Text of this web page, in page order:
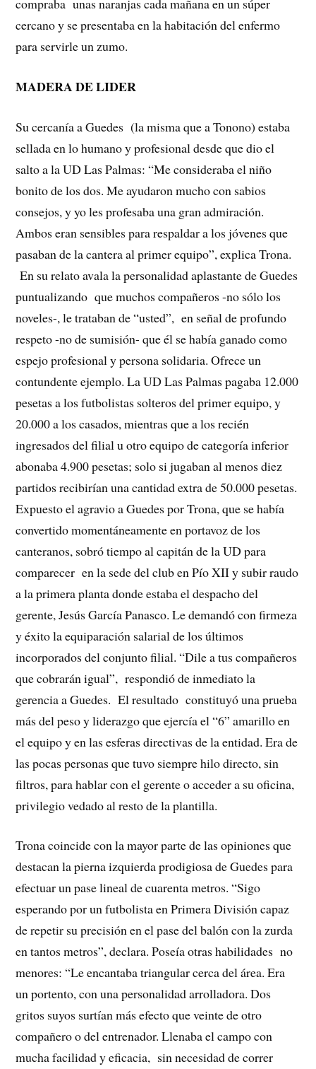
compraba unas naranjas cada mañana en un súper
cercano y se presentaba en la habitación del enfermo
para servirle un zumo.
MADERA DE LIDER
Su cercanía a Guedes (la misma que a Tonono) estaba
sellada en lo humano y profesional desde que dio el
salto a la UD Las Palmas: “Me consideraba el niño
bonito de los dos. Me ayudaron mucho con sabios
consejos, y yo les profesaba una gran admiración.
Ambos eran sensibles para respaldar a los jóvenes que
pasaban de la cantera al primer equipo”, explica Trona.
En su relato avala la personalidad aplastante de Guedes
puntualizando que muchos compañeros -no sólo los
noveles-, le trataban de “usted”, en señal de profundo
respeto -no de sumisión- que él se había ganado como
espejo profesional y persona solidaria. Ofrece un
contundente ejemplo. La UD Las Palmas pagaba 12.000
pesetas a los futbolistas solteros del primer equipo, y
20.000 a los casados, mientras que a los recién
ingresados del filial u otro equipo de categoría inferior
abonaba 4.900 pesetas; solo si jugaban al menos diez
partidos recibirían una cantidad extra de 50.000 pesetas.
Expuesto el agravio a Guedes por Trona, que se había
convertido momentáneamente en portavoz de los
canteranos, sobró tiempo al capitán de la UD para
comparecer en la sede del club en Pío XII y subir raudo
a la primera planta donde estaba el despacho del
gerente, Jesús García Panasco. Le demandó con firmeza
y éxito la equiparación salarial de los últimos
incorporados del conjunto filial. “Dile a tus compañeros
que cobrarán igual”, respondió de inmediato la
gerencia a Guedes. El resultado constituyó una prueba
más del peso y liderazgo que ejercía el “6” amarillo en
el equipo y en las esferas directivas de la entidad. Era de
las pocas personas que tuvo siempre hilo directo, sin
filtros, para hablar con el gerente o acceder a su oficina,
privilegio vedado al resto de la plantilla.
Trona coincide con la mayor parte de las opiniones que
destacan la pierna izquierda prodigiosa de Guedes para
efectuar un pase lineal de cuarenta metros. “Sigo
esperando por un futbolista en Primera División capaz
de repetir su precisión en el pase del balón con la zurda
en tantos metros”, declara. Poseía otras habilidades no
menores: “Le encantaba triangular cerca del área. Era
un portento, con una personalidad arrolladora. Dos
gritos suyos surtían más efecto que veinte de otro
compañero o del entrenador. Llenaba el campo con
mucha facilidad y eficacia, sin necesidad de correr